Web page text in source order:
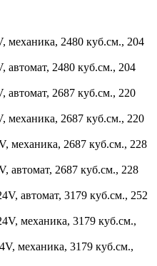
механика, 2480 куб.см., 204
автомат, 2480 куб.см., 204
автомат, 2687 куб.см., 220
механика, 2687 куб.см., 220
механика, 2687 куб.см., 228
автомат, 2687 куб.см., 228
автомат, 3179 куб.см., 252
механика, 3179 куб.см.,
механика, 3179 куб.см.,